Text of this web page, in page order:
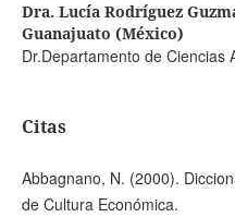
Dra. Lucía Rodríguez
Guanajuato (México)
Dr.Departamento de Ciencias
Citas
Abbagnano, N. (2000).
de Cultura Económica.